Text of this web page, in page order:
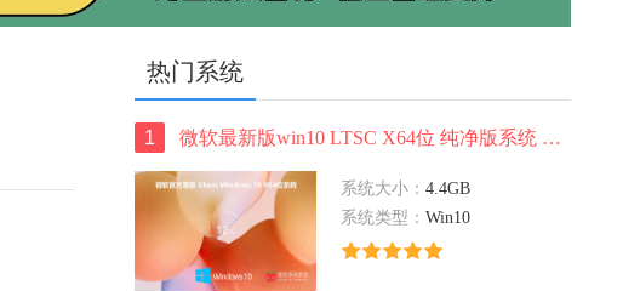
热门系统
1 微软最新版win10 LTSC X64位 纯净版系统 windows10 LTSC 系统下载
系统大小： 4.4GB
系统类型： Win10